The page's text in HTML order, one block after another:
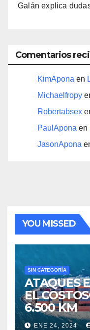
Galán explica
Comentarios
KimApona en
Michaelfropy
Robertabsex
PaulApona en
JasonApona
YOU MISSED
SIN CATEGORÍA
ATAQUES
EL
6.500 KM
ENE 24, 2024